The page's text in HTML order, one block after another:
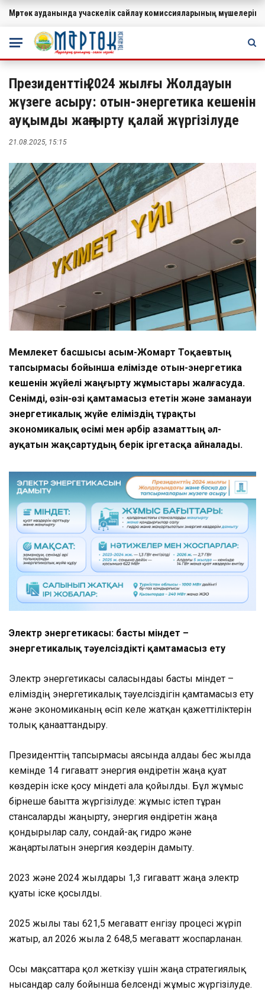
МАҢЫЗДЫ
Мәртөк ауданында учаскелік сайлау комиссияларының
Президенттің 2024 жылғы Жолдауын
жүзеге асыру: отын-энергетика кешенін
ауқымды жаңғырту қалай жүргізілуде
21.08.2025, 15:15
Мемлекет басшысы Қасым-Жомарт Тоқаевтың
тапсырмасы бойынша елімізде отын-энергетика
кешенін жүйелі жаңғырту жұмыстары жалғасуда.
Сенімді, өзін-өзі қамтамасыз ететін және заманауи
энергетикалық жүйе еліміздің тұрақты
экономикалық өсімі мен әрбір азаматтың әл-
ауқатын жақсартудың берік іргетасқа айналады.
Электр энергетикасы: басты міндет –
энергетикалық тәуелсіздікті қамтамасыз ету
Электр энергетикасы саласындағы басты міндет –
еліміздің энергетикалық тәуелсіздігін қамтамасыз ету
және экономиканың өсіп келе жатқан қажеттіліктерін
толық қанағаттандыру.
Президенттің тапсырмасы аясында алдағы бес жылда
кемінде 14 гигаватт энергия өндіретін жаңа қуат
көздерін іске қосу міндеті алға қойылды. Бұл жұмыс
бірнеше бағытта жүргізілуде: жұмыс істеп тұрған
стансаларды жаңғырту, энергия өндіретін жаңа
қондырғылар салу, сондай-ақ гидро және
жаңартылатын энергия көздерін дамыту.
2023 және 2024 жылдары 1,3 гигаватт жаңа электр
қуаты іске қосылды.
2025 жылы тағы 621,5 мегаватт енгізу процесі жүріп
жатыр, ал 2026 жылға 2 648,5 мегаватт жоспарланған.
Осы мақсаттарға қол жеткізу үшін жаңа стратегиялық
нысандар салу бойынша белсенді жұмыс жүргізілуде.